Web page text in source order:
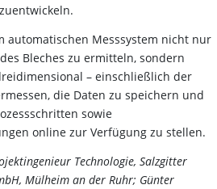
automatischen Messsystem nicht nur
Bleches zu ermitteln, sondern
– einschließlich der
die Daten zu speichern und
sowie
online zur Verfügung zu stellen.
Technologie, Salzgitter
Mülheim an der Ruhr; Günter